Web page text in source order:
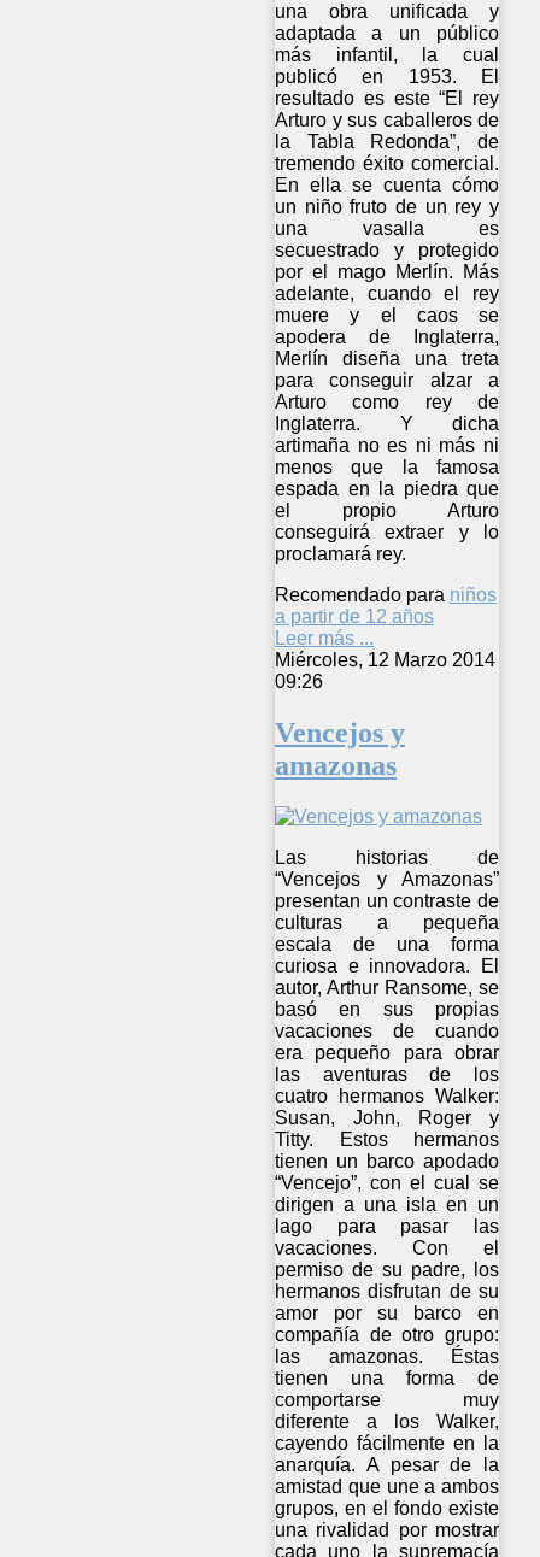
una obra unificada y
adaptada a un público
más infantil, la cual
publicó en 1953. El
resultado es este “El rey
Arturo y sus caballeros de
la Tabla Redonda”, de
tremendo éxito comercial.
En ella se cuenta cómo
un niño fruto de un rey y
una vasalla es
secuestrado y protegido
por el mago Merlín. Más
adelante, cuando el rey
muere y el caos se
apodera de Inglaterra,
Merlín diseña una treta
para conseguir alzar a
Arturo como rey de
Inglaterra. Y dicha
artimaña no es ni más ni
menos que la famosa
espada en la piedra que
el propio Arturo
conseguirá extraer y lo
proclamará rey.
Recomendado para niños
a partir de 12 años
Leer más ...
Miércoles, 12 Marzo 2014
09:26
Vencejos y
amazonas
Las historias de
“Vencejos y Amazonas”
presentan un contraste de
culturas a pequeña
escala de una forma
curiosa e innovadora. El
autor, Arthur Ransome, se
basó en sus propias
vacaciones de cuando
era pequeño para obrar
las aventuras de los
cuatro hermanos Walker:
Susan, John, Roger y
Titty. Estos hermanos
tienen un barco apodado
“Vencejo”, con el cual se
dirigen a una isla en un
lago para pasar las
vacaciones. Con el
permiso de su padre, los
hermanos disfrutan de su
amor por su barco en
compañía de otro grupo:
las amazonas. Éstas
tienen una forma de
comportarse muy
diferente a los Walker,
cayendo fácilmente en la
anarquía. A pesar de la
amistad que une a ambos
grupos, en el fondo existe
una rivalidad por mostrar
cada uno la supremacía